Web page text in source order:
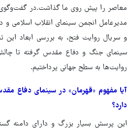
معاصر را پیش روی ما گذاشت.در
مدیرعامل انجمن سینمای انقلاب اسلامی
و سریال روایت فتح، به بررسی ابعاد این
سینمای جنگ و دفاع مقدس گرفته تا
روایت‌ها به سطح جهانی پرداختیم.
آیا مفهوم «قهرمان» در سینمای دفاع
دارد؟
این پرسش بسیار بزرگ و دارای دامنه